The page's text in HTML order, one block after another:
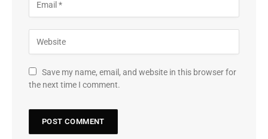
Save my name, email, and website in this browser for
the next time I comment.